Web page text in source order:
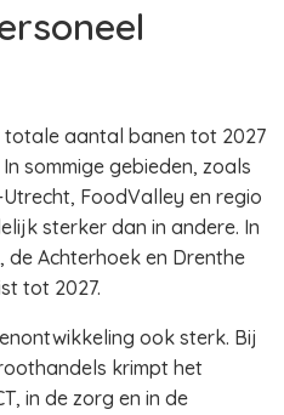
aantal banen tot 2027
sommige gebieden, zoals
FoodValley en regio
sterker dan in andere. In
de Achterhoek en Drenthe
tot 2027.
ook sterk. Bij
krimpt het
in de zorg en in de